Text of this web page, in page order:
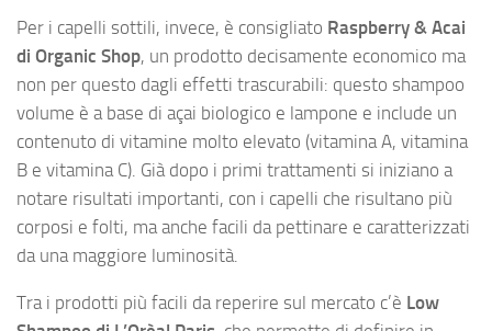
Per i capelli sottili, invece, è consigliato Raspberry & Acai
di Organic Shop, un prodotto decisamente economico ma
non per questo dagli effetti trascurabili: questo shampoo
volume è a base di açai biologico e lampone e include un
contenuto di vitamine molto elevato (vitamina A, vitamina
B e vitamina C). Già dopo i primi trattamenti si iniziano a
notare risultati importanti, con i capelli che risultano più
corposi e folti, ma anche facili da pettinare e caratterizzati
da una maggiore luminosità.
Tra i prodotti più facili da reperire sul mercato c’è Low